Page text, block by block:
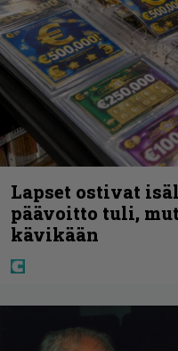
Lapset ostivat
päävoitto tuli,
kävikään